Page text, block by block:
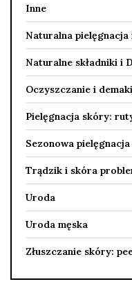
Inne
Naturalna
Naturalne składniki i
Oczyszczanie i
Pielęgnacja skóry:
Sezonowa
Trądzik i skóra
Uroda
Uroda męska
Złuszczanie skóry: